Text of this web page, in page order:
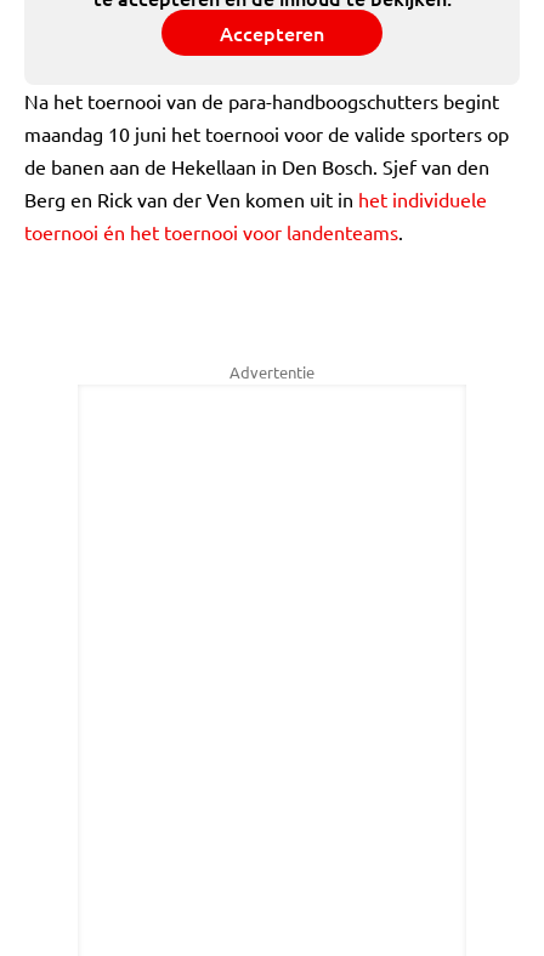
Accepteren
Na het toernooi van de para-handboogschutters begint
maandag 10 juni het toernooi voor de valide sporters op
de banen aan de Hekellaan in Den Bosch. Sjef van den
Berg en Rick van der Ven komen uit in het individuele
toernooi én het toernooi voor landenteams.
Advertentie